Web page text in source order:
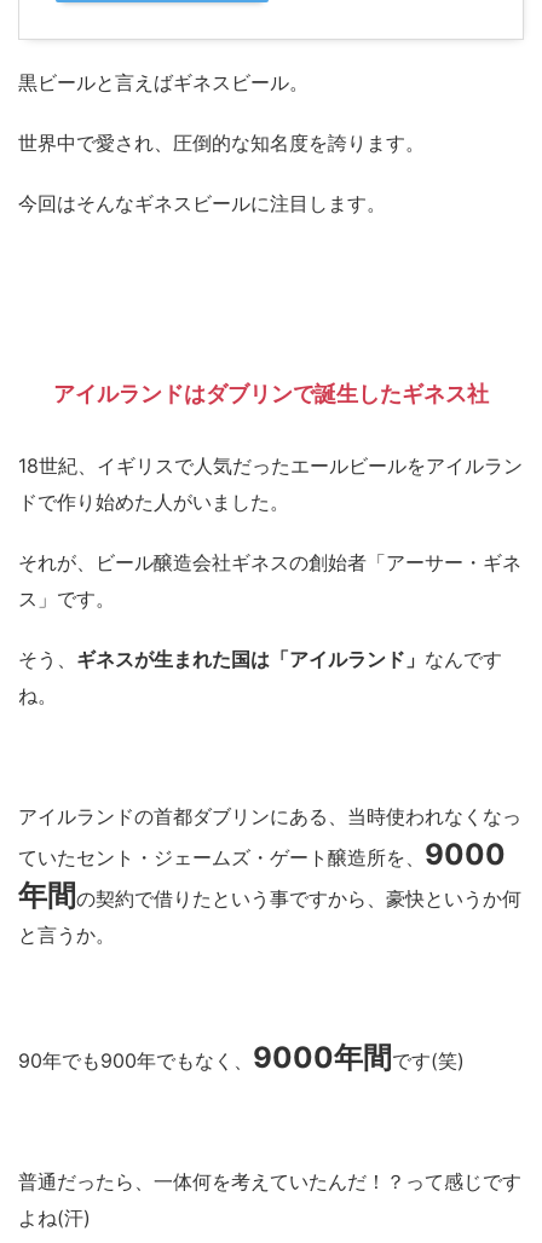
黒ビールと言えばギネスビール。
世界中で愛され、圧倒的な知名度を誇ります。
今回はそんなギネスビールに注目します。
アイルランドはダブリンで誕生したギネス社
18世紀、イギリスで人気だったエールビールをアイルラン
ドで作り始めた人がいました。
それが、ビール醸造会社ギネスの創始者「アーサー・ギネ
ス」です。
そう、 ギネスが生まれた国は「アイルランド」 なんです
ね。
アイルランドの首都ダブリンにある、当時使われなくなっ
ていたセント・ジェームズ・ゲート醸造所を、 9000
年間の契約で借りたという事ですから、豪快というか何
と言うか。
90年でも900年でもなく、 9000年間 です(笑)
普通だったら、一体何を考えていたんだ！？って感じです
よね(汗)